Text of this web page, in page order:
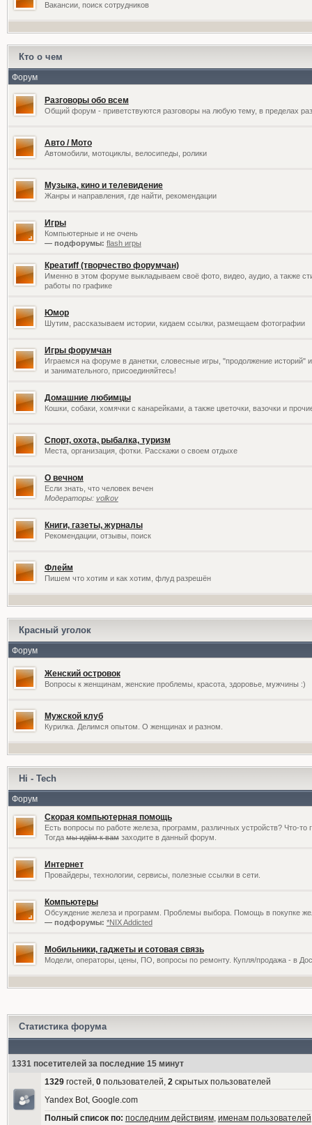
Вакансии, поиск сотрудников
Кто о чем
Форум
Разговоры обо всем
Общий форум - приветствуются разговоры на любую тему, в пределах
Авто / Мото
Автомобили, мотоциклы, велосипеды, ролики
Музыка, кино и телевидение
Жанры и направления, где найти, рекомендации
Игры
Компьютерные и не очень
— подфорумы: flash игры
Креатиff (творчество форумчан)
Именно в этом форуме выкладываем своё фото, видео, аудио, а также
работы по графике
Юмор
Шутим, рассказываем истории, кидаем ссылки, размещаем фотографии
Игры форумчан
Играемся на форуме в данетки, словесные игры, "продолжение историй"
и занимательного, присоединяйтесь!
Домашние любимцы
Кошки, собаки, хомячки с канарейками, а также цветочки, вазочки и
Спорт, охота, рыбалка, туризм
Места, организация, фотки. Расскажи о своем отдыхе
О вечном
Если знать, что человек вечен
Модераторы: volkov
Книги, газеты, журналы
Рекомендации, отзывы, поиск
Флейм
Пишем что хотим и как хотим, флуд разрешён
Красный уголок
Форум
Женский островок
Вопросы к женщинам, женские проблемы, красота, здоровье, мужчины :)
Мужской клуб
Курилка. Делимся опытом. О женщинах и разном.
Hi - Tech
Форум
Скорая компьютерная помощь
Есть вопросы по работе железа, программ, различных устройств? Что-то
Тогдамы идём к вамзаходите в данный форум.
Интернет
Провайдеры, технологии, сервисы, полезные ссылки в сети.
Компьютеры
Обсуждение железа и программ. Проблемы выбора. Помощь в покупке
— подфорумы: *NIX Addicted
Мобильники, гаджеты и сотовая связь
Модели, операторы, цены, ПО, вопросы по ремонту. Купля/продажа - в
Статистика форума
1331 посетителей за последние 15 минут
1329гостей, 0пользователей, 2скрытых пользователей
Yandex Bot, Google.com
Полный список по: последним действиям, именам пользователей